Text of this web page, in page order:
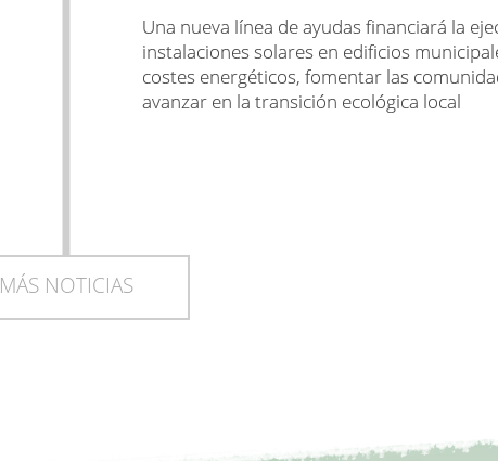
Una nueva línea de ayudas financiará la
instalaciones solares en edificios
costes energéticos, fomentar las
avanzar en la transición ecológica local
MÁS NOTICIAS